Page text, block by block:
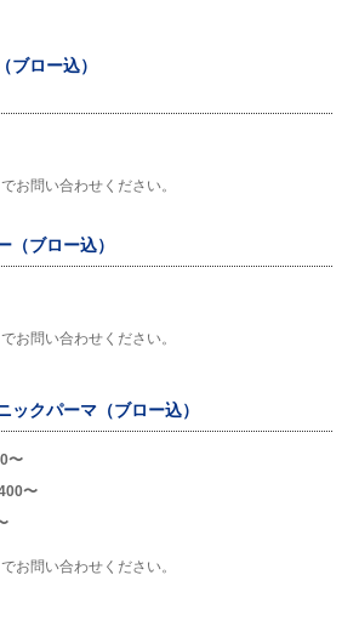
ブロー込）
お問い合わせください。
（ブロー込）
お問い合わせください。
ックパーマ（ブロー込）
〜
〜
お問い合わせください。